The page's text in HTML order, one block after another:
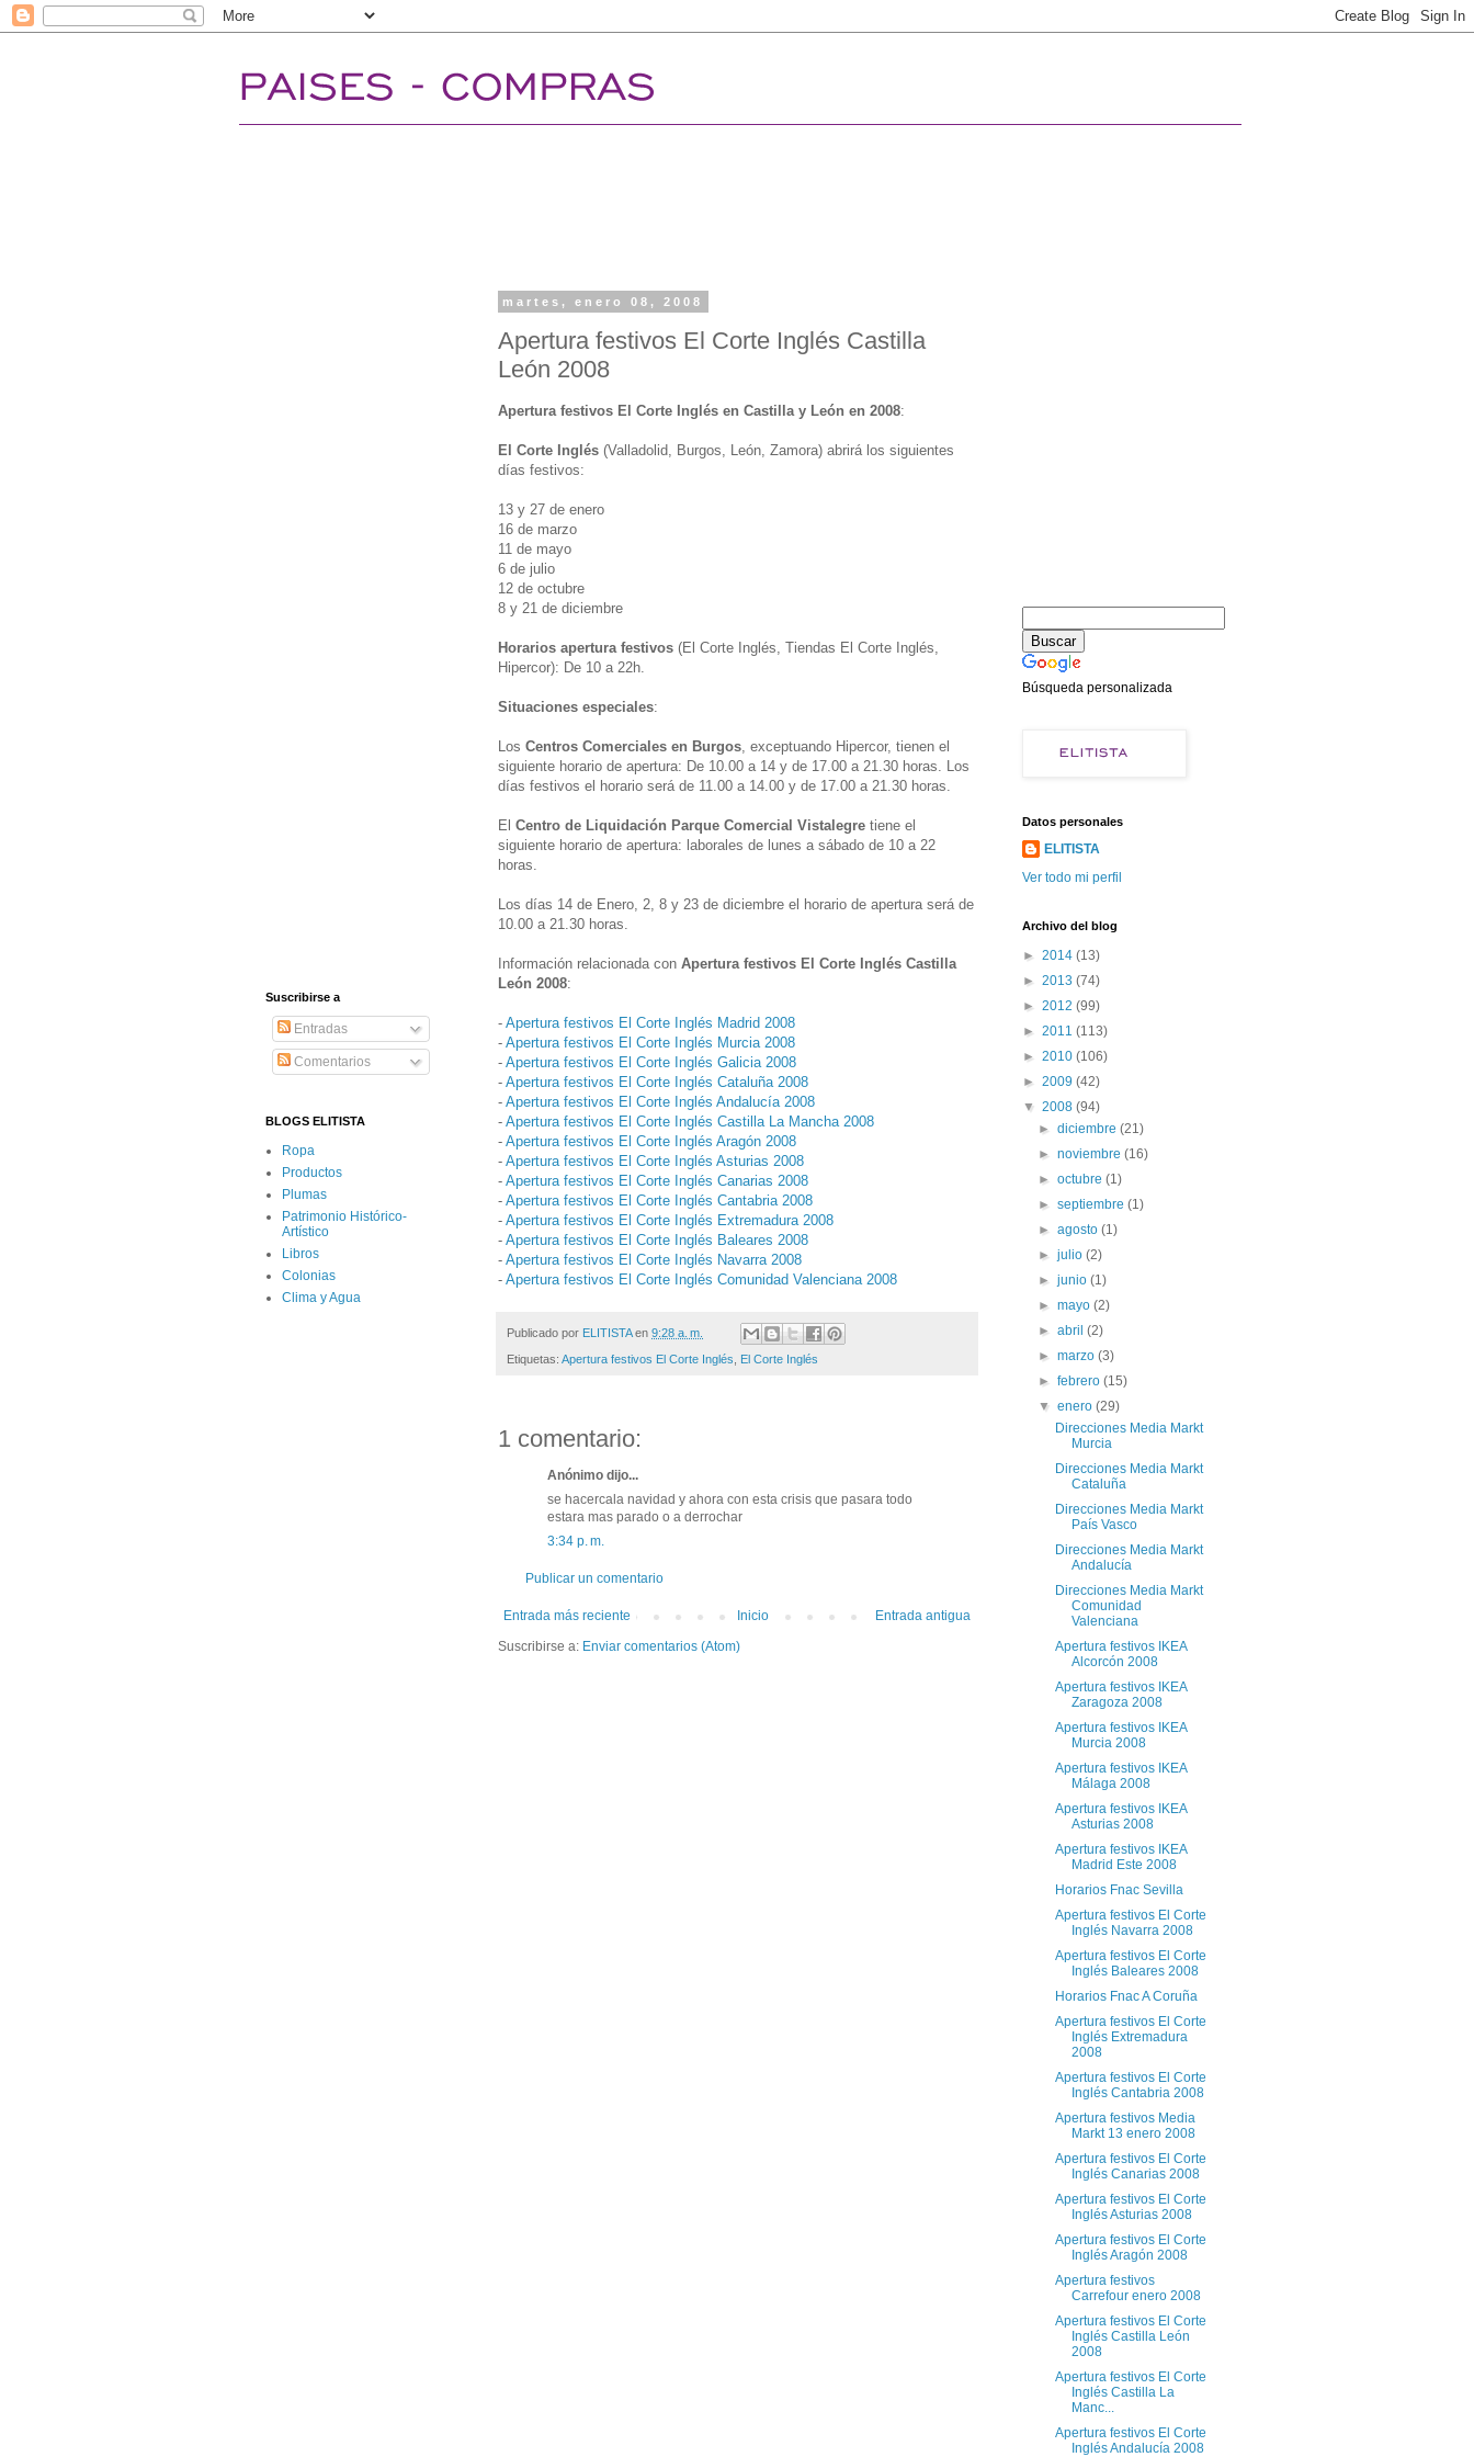
martes, enero 08, 2008
Apertura festivos El Corte Inglés Castilla
León 2008
Apertura festivos El Corte Inglés en Castilla y León en 2008:
El Corte Inglés (Valladolid, Burgos, León, Zamora) abrirá los siguientes
días festivos:
13 y 27 de enero
16 de marzo
11 de mayo
6 de julio
12 de octubre
8 y 21 de diciembre
Horarios apertura festivos (El Corte Inglés, Tiendas El Corte Inglés,
Hipercor): De 10 a 22h.
Situaciones especiales:
Los Centros Comerciales en Burgos , exceptuando Hipercor, tienen el
siguiente horario de apertura: De 10.00 a 14 y de 17.00 a 21.30 horas. Los
días festivos el horario será de 11.00 a 14.00 y de 17.00 a 21.30 horas.
El Centro de Liquidación Parque Comercial Vistalegre tiene el
siguiente horario de apertura: laborales de lunes a sábado de 10 a 22
horas.
Los días 14 de Enero, 2, 8 y 23 de diciembre el horario de apertura será de
10.00 a 21.30 horas.
Información relacionada con Apertura festivos El Corte Inglés Castilla
León 2008:
- Apertura festivos El Corte Inglés Madrid 2008
- Apertura festivos El Corte Inglés Murcia 2008
- Apertura festivos El Corte Inglés Galicia 2008
- Apertura festivos El Corte Inglés Cataluña 2008
- Apertura festivos El Corte Inglés Andalucía 2008
- Apertura festivos El Corte Inglés Castilla La Mancha 2008
- Apertura festivos El Corte Inglés Aragón 2008
- Apertura festivos El Corte Inglés Asturias 2008
- Apertura festivos El Corte Inglés Canarias 2008
- Apertura festivos El Corte Inglés Cantabria 2008
- Apertura festivos El Corte Inglés Extremadura 2008
- Apertura festivos El Corte Inglés Baleares 2008
- Apertura festivos El Corte Inglés Navarra 2008
- Apertura festivos El Corte Inglés Comunidad Valenciana 2008
Publicado por ELITISTA en 9:28 a. m.
Etiquetas: Apertura festivos El Corte Inglés El Corte Inglés
1 comentario:
Anónimo dijo...
se hacercala navidad y ahora con esta crisis que pasara todo
estara mas parado o a derrochar
3:34 p. m.
Publicar un comentario
Entrada más reciente Entrada antigua
Inicio
Suscribirse a: Enviar comentarios (Atom)
Suscribirse a
Entradas
Comentarios
BLOGS ELITISTA
Ropa
Productos
Plumas
Patrimonio Histórico-
Artístico
Libros
Colonias
Clima y Agua
Búsqueda personalizada
Datos personales
ELITISTA
Ver todo mi perfil
Archivo del blog
► 2014 (13)
► 2013 (74)
► 2012 (99)
► 2011 (113)
► 2010 (106)
► 2009 (42)
▼ 2008 (94)
►diciembre(21)
►noviembre(16)
►octubre(1)
►septiembre(1)
►agosto(1)
►julio(2)
►junio(1)
►mayo(2)
►abril(2)
►marzo(3)
►febrero(15)
▼enero(29)
Direcciones Media Markt
Murcia
Direcciones Media Markt
Cataluña
Direcciones Media Markt
País Vasco
Direcciones Media Markt
Andalucía
Direcciones Media Markt
Comunidad
Valenciana
Apertura festivos IKEA
Alcorcón 2008
Apertura festivos IKEA
Zaragoza 2008
Apertura festivos IKEA
Murcia 2008
Apertura festivos IKEA
Málaga 2008
Apertura festivos IKEA
Asturias 2008
Apertura festivos IKEA
Madrid Este 2008
Horarios Fnac Sevilla
Apertura festivos El Corte
Inglés Navarra 2008
Apertura festivos El Corte
Inglés Baleares 2008
Horarios Fnac A Coruña
Apertura festivos El Corte
Inglés Extremadura
2008
Apertura festivos El Corte
Inglés Cantabria 2008
Apertura festivos Media
Markt 13 enero 2008
Apertura festivos El Corte
Inglés Canarias 2008
Apertura festivos El Corte
Inglés Asturias 2008
Apertura festivos El Corte
Inglés Aragón 2008
Apertura festivos
Carrefour enero 2008
Apertura festivos El Corte
Inglés Castilla León
2008
Apertura festivos El Corte
Inglés Castilla La
Manc...
Apertura festivos El Corte
Inglés Andalucía 2008